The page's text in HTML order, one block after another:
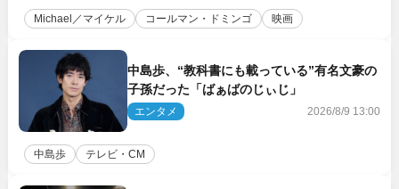
Michael／マイケル コールマン・ドミンゴ 映画
中島歩、“教科書にも載っている”有名文豪の
子孫だった「ばぁばのじぃじ」
エンタメ 2026/8/9 13:00
中島歩 テレビ・CM